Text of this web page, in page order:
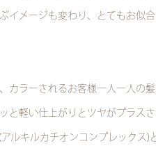
イメージも変わり、とてもお似
カラーされるお客様一人一人の
と軽い仕上がりとツヤがプラス
アルキルカチオンコンプレックス